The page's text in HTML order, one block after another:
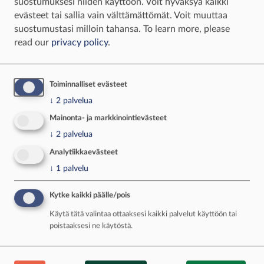
samalla tavalla mahdollista.
Ampumaharrastuksessa pääsee mukaan
porukkaan ja saa olla yhdenvertainen muiden
kanssa.
joustavasti. Ampua voi seisten tai istuen, ja
tarvittaessa käytössä ovat erilaiset tuet sekä apu
välineiden käsittelyssä.
Isän mukaan harrastuksen ilmapiiri on ollut yksi
sen suurimmista vahvuuksista.
– Harrastus on ollut kevyt ja mielekäs, mutta
samalla kehittävä monella tapaa.
Ampumasarjojen välissä voi leikkiä kavereiden
kanssa, ja se tekee harrastuksesta mukavan. Se
Ampumaan on aina ilo tulla – siellä on ystäviä,
evästeet tai sallia vain välttämättömät. Voit muuttaa
suostumustasi milloin tahansa. To learn more, please
read our privacy policy.
Toiminnalliset evästeet
↓ 2 palvelua
Mainonta- ja markkinointievästeet
↓ 2 palvelua
Analytiikkaevästeet
↓ 1 palvelu
Kytke kaikki päälle/pois
Käytä tätä valintaa ottaaksesi kaikki palvelut käyttöön tai
poistaaksesi ne käytöstä.